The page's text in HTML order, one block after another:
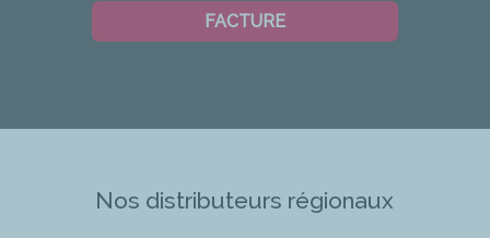
FACTURE
Nos distributeurs régionaux